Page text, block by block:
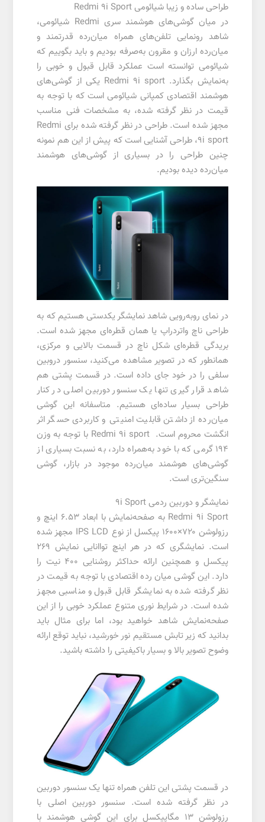
طراحی ساده و زیبا شیائومی Redmi 9i Sport
در میان‌ گوشی‌های هوشمند سری Redmi شیائومی،
شاهد رونمایی تلفن‌های همراه میان‌رده قدرتمند و
میان‌رده ارزان و مقرون به‌صرفه بودیم و باید بگوییم که
شیائومی توانسته است عملکرد قابل قبول و خوبی را
به‌نمایش بگذارد. Redmi 9i sport یکی از گوشی‌های
هوشمند اقتصادی کمپانی شیائومی است که با توجه به
قیمت در نظر گرفته شده، به مشخصات فنی مناسب
مجهز شده است. طراحی در نظر گرفته شده برای Redmi
9i sport، طراحی آشنایی است که پیش از این هم نمونه
چنین طراحی را در بسیاری از گوشی‌های هوشمند
میان‌رده دیده بودیم.
در نمای روبه‌رویی شاهد نمایشگر یکدستی هستیم که به
طراحی ناچ واتردراپ یا همان قطره‌ای مجهز شده است.
بریدگی قطره‌ای شکل ناچ در قسمت بالایی و مرکزی،
همانطور که در تصویر مشاهده می‌کنید، سنسور دروبین
سلفی را در خود جای داده است. در قسمت پشتی هم
شاهد قرار گیری تنها یک سنسور دوربین اصلی در کنار
طراحی بسیار ساده‌ای هستیم. متاسفانه این گوشی
میان‌رده از داشتن قابلیت امنیتی و کاربردی حسگر اثر
انگشت محروم است. Redmi 9i sport با توجه به وزن
۱۹۴ گرمی که با خود به‌همراه دارد، به نسبت بسیاری از
گوشی‌های هوشمند میان‌رده موجود در بازار، گوشی
سنگین‌تری است.
نمایشگر و دوربین ردمی 9i Sport
Redmi 9i Sport به صفحه‌نمایش با ابعاد ۶.۵۳ اینچ و
رزولوشن ۷۲۰×۱۶۰۰ پیکسل از نوع IPS LCD مجهز شده
است. نمایشگری که در هر اینچ تواانایی نمایش ۲۶۹
پیکسل و همچنین ارائه حداکثر روشنایی ۴۰۰ نیت را
دارد. این گوشی میان رده اقتصادی با توجه به قیمت در
نظر گرفته شده به نمایشگر قابل قبول و مناسبی مجهز
شده است. در شرایط نوری متنوع عملکرد خوبی را از این
صفحه‌نمایش شاهد خواهید بود، اما برای مثال باید
بدانید که زیر تابش مستقیم نور خورشید، نباید توقع ارائه
وضوح تصویر بالا و بسیار با‌کیفیتی را داشته باشید.
در قسمت پشتی این تلفن همراه تنها یک سنسور دوربین
در نظر گرفته شده است. سنسور دوربین اصلی با
رزولوشن ۱۳ مگاپیکسل برای این گوشی هوشمند با